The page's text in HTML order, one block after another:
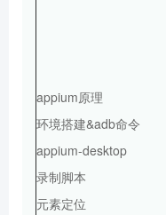
appium原理
环境搭建&adb命令
appium-desktop
录制脚本
元素定位